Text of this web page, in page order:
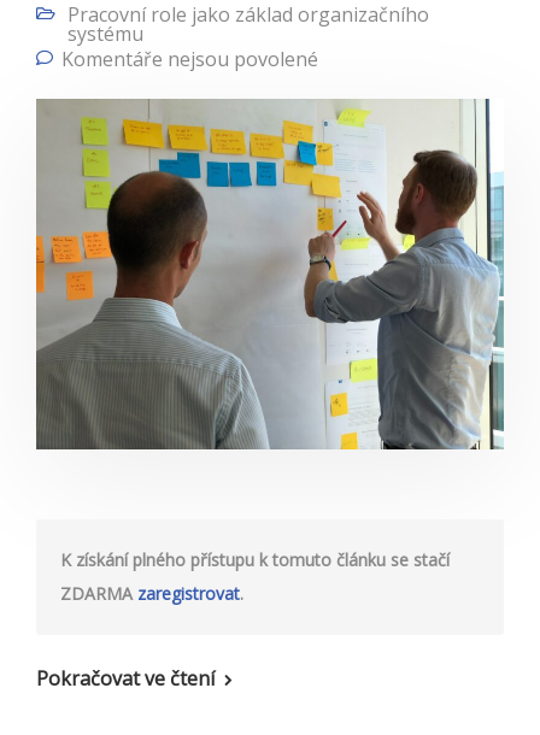
Pracovní role jako základ organizačního
systému
Komentáře nejsou povolené
K získání plného přístupu k tomuto článku se stačí
ZDARMA zaregistrovat.
Pokračovat ve čtení